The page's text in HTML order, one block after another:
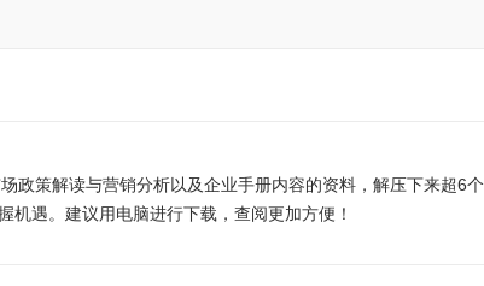
政策解读与营销分析以及企业手册内容的资料，解压下来超6个
遇。建议用电脑进行下载，查阅更加方便！